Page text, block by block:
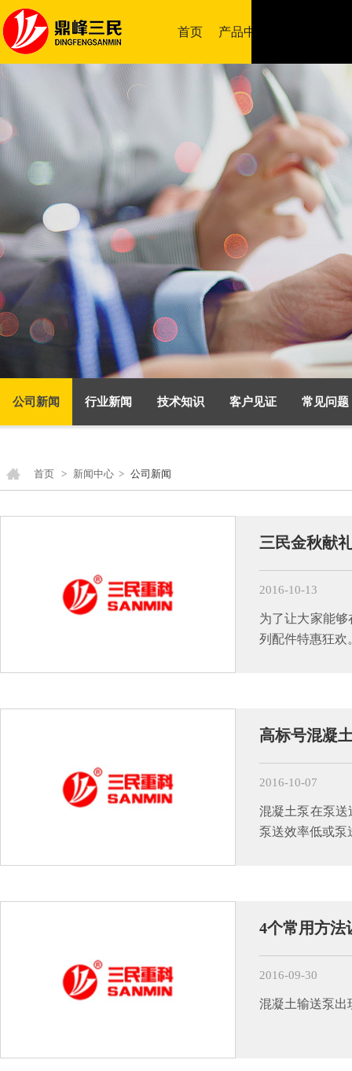
首页 产品中心
公司新闻 行业新闻 技术知识 客户见证 常见问题
首页 > 新闻中心 > 公司新闻
三民金秋献
2016-10-13
为了让大家能
列配件特惠狂欢
高标号混凝
2016-10-07
混凝土泵在泵
泵送效率低或泵
4个常用方法
2016-09-30
混凝土输送泵出